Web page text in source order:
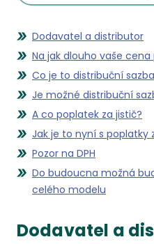
Dodavatel a distributor
Na jak dlouho vaše cena
Co je to distribuční
Je možné distribuční
A co poplatek za jistič?
Jak je to nyní s poplatky
Pozor na DPH
Do budoucna možná
celého modelu
Dodavatel a